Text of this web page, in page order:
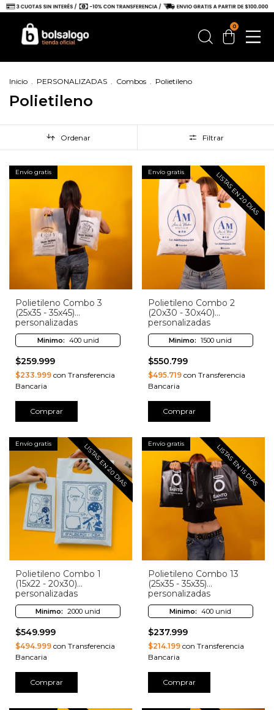
0
Inicio . PERSONALIZADAS . Combos . Polietileno
Polietileno
Ordenar Filtrar
Envío gratis
Polietileno Combo 3
(25x35 - 35x45)
personalizadas
Minimo: 400 unid
$259.999
$233.999 con Transferencia
Bancaria
Comprar
Envío gratis LISTAS EN 20 DIAS
Polietileno Combo 2
(20x30 - 30x40)
personalizadas
Minimo: 1500 unid
$550.799
$495.719con Transferencia
Bancaria
Comprar
Envío gratis LISTAS EN 20 DIAS
Polietileno Combo 1
(15x22 - 20x30)
personalizadas
Minimo: 2000 unid
$549.999
$494.999 con Transferencia
Bancaria
Comprar
Envío gratis LISTAS EN 15 DIAS
Polietileno Combo 13
(25x35 - 35x35)
personalizadas
Minimo: 400 unid
$237.999
$214.199con Transferencia
Bancaria
Comprar